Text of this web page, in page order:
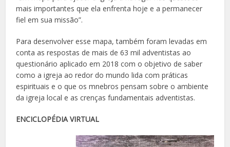
mais importantes que ela enfrenta hoje e a permanecer
fiel em sua missão”.
Para desenvolver esse mapa, também foram levadas em
conta as respostas de mais de 63 mil adventistas ao
questionário aplicado em 2018 com o objetivo de saber
como a igreja ao redor do mundo lida com práticas
espirituais e o que os mnebros pensam sobre o ambiente
da igreja local e as crenças fundamentais adventistas.
ENCICLOPÉDIA VIRTUAL